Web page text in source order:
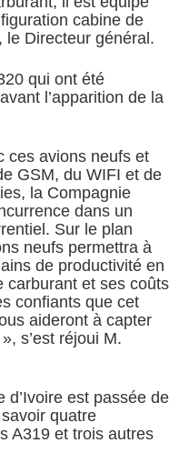
cabine de
le Directeur général.
qui ont été
l’apparition de la
ces avions neufs et
GSM, du WIFI et de
la Compagnie
dans un
Sur le plan
neufs permettra à
de productivité en
carburant et ses coûts
confiants que cet
aideront à capter
», s’est réjoui M.
d’Ivoire est passée de
quatre
A319 et trois autres